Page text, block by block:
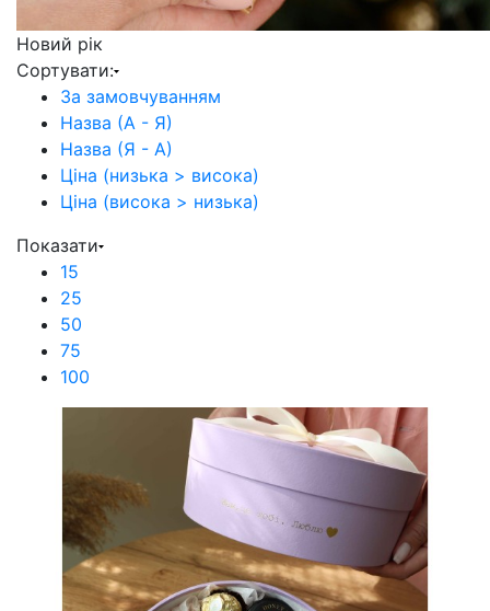
Новий рік
Сортувати:
За замовчуванням
Назва (А - Я)
Назва (Я - А)
Ціна (низька > висока)
Ціна (висока > низька)
Показати
15
25
50
75
100